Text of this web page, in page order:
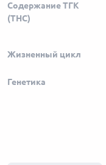
Содержание ТГК
(THC)
Жизненный цикл
Генетика